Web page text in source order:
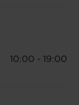
10:00 - 19:00